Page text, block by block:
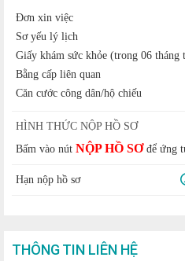
Đơn xin việc
Sơ yếu lý lịch
Giấy khám sức khỏe (trong 06 tháng
Bằng cấp liên quan
Căn cước công dân/hộ chiếu
HÌNH THỨC NỘP HỒ SƠ
Bấm vào nút NỘP HỒ SƠđể ứng
Hạn nộp hồ sơ
THÔNG TIN LIÊN HỆ